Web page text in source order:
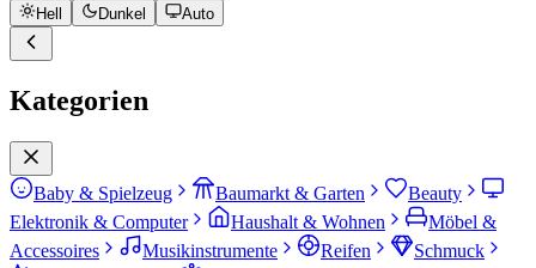
Hell Dunkel Auto
Kategorien
Baby & Spielzeug Baumarkt & Garten
Beauty
Elektronik & Computer
Haushalt & Wohnen
Möbel &
Accessoires
Musikinstrumente Reifen
Schmuck